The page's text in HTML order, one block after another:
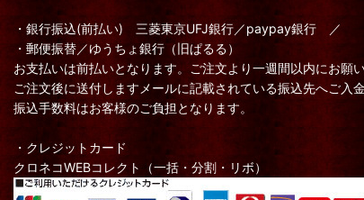
・銀行振込(前払い) 三菱東京UFJ銀行／paypay銀行 ／
・郵便振替／ゆうちょ銀行（旧ぱるる）
お支払いは前払いとなります。ご注文より一週間以内にお願
ご注文後に送付しますメールに記載されている振込先へご入金
振込手数料はお客様のご負担となります。
・クレジットカード
クロネコWEBコレクト（一括・分割・リボ）